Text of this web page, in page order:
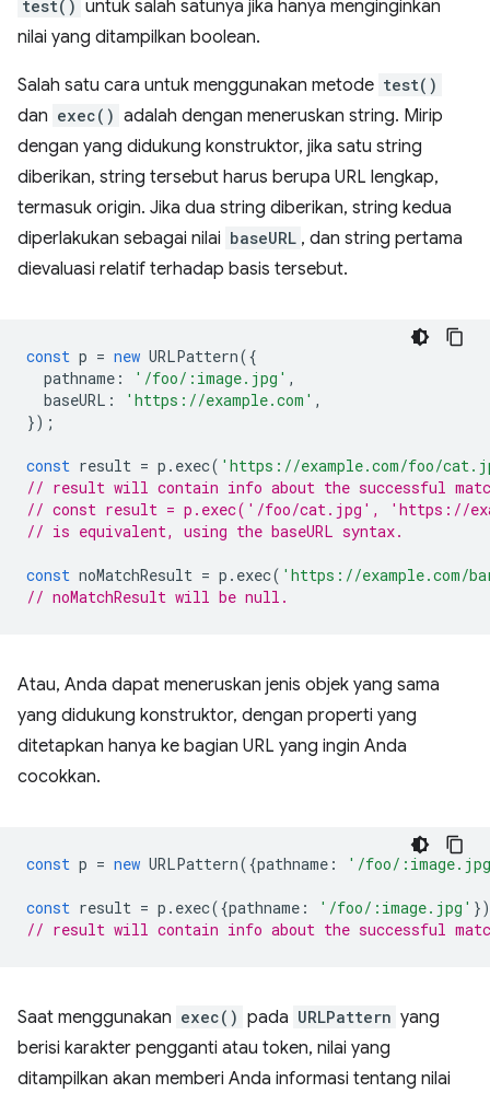
test() untuk salah satunya jika hanya menginginkan
nilai yang ditampilkan boolean.
Salah satu cara untuk menggunakan metode test()
dan exec() adalah dengan meneruskan string. Mirip
dengan yang didukung konstruktor, jika satu string
diberikan, string tersebut harus berupa URL lengkap,
termasuk origin. Jika dua string diberikan, string kedua
diperlakukan sebagai nilai baseURL , dan string pertama
dievaluasi relatif terhadap basis tersebut.
const p = new URLPattern({
pathname : '/foo/:image.jpg' ,
baseURL : 'https://example.com' ,
});
const result = p . exec( 'https://example.com/foo/
// result will contain info about the successful
// const result = p.exec('/foo/cat.jpg', 'https://
// is equivalent, using the baseURL syntax.
const noMatchResult = p . exec( 'https://example.com/
// noMatchResult will be null.
Atau, Anda dapat meneruskan jenis objek yang sama
yang didukung konstruktor, dengan properti yang
ditetapkan hanya ke bagian URL yang ingin Anda
cocokkan.
const p = new URLPattern({pathname : '/foo/
const result = p . exec({pathname : '/foo/:image.jpg'
// result will contain info about the successful
Saat menggunakan exec() pada URLPattern yang
berisi karakter pengganti atau token, nilai yang
ditampilkan akan memberi Anda informasi tentang nilai